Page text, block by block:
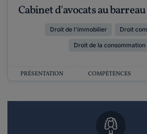
Cabinet d'avocats au
Droit de l'immobilier Droit
Droit de la consommation
PRÉSENTATION COMPÉTENCES